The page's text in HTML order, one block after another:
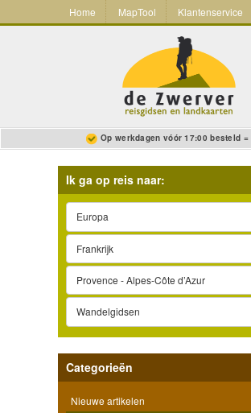
Home MapTool Klantenservice
Op werkdagen vóór 17:00 besteld
Ik ga op reis naar:
Europa
Frankrijk
Provence - Alpes-Côte d’Azur
Wandelgidsen
Categorieën
Nieuwe artikelen